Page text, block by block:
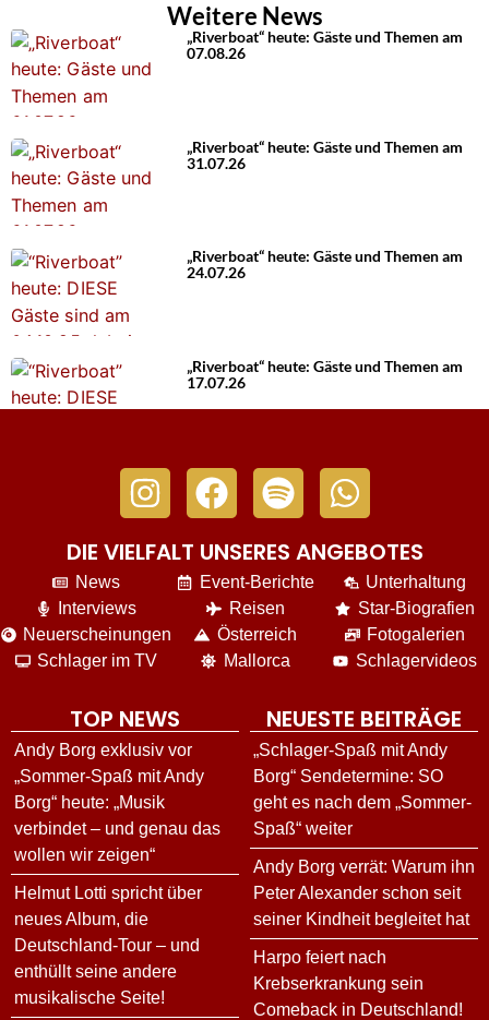
Weitere News
„Riverboat“ heute: Gäste und Themen am
07.08.26
„Riverboat“ heute: Gäste und Themen am
31.07.26
„Riverboat“ heute: Gäste und Themen am
24.07.26
„Riverboat“ heute: Gäste und Themen am
17.07.26
DIE VIELFALT UNSERES ANGEBOTES
News
Interviews
Neuerscheinungen
Schlager im TV
Event-Berichte
Reisen
Österreich
Mallorca
Unterhaltung
Star-Biografien
Fotogalerien
Schlagervideos
TOP NEWS
Andy Borg exklusiv vor
„Sommer-Spaß mit Andy
Borg“ heute: „Musik
verbindet – und genau das
wollen wir zeigen“
Helmut Lotti spricht über
neues Album, die
Deutschland-Tour – und
enthüllt seine andere
musikalische Seite!
NEUESTE BEITRÄGE
„Schlager-Spaß mit Andy
Borg“ Sendetermine: SO
geht es nach dem „Sommer-
Spaß“ weiter
Andy Borg verrät: Warum ihn
Peter Alexander schon seit
seiner Kindheit begleitet hat
Harpo feiert nach
Krebserkrankung sein
Comeback in Deutschland!